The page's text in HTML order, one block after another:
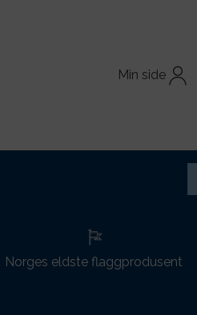
Min side
Norges eldste flaggprodusent